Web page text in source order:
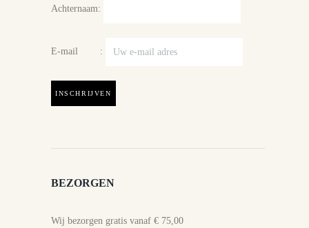
Achternaam:
E-mail :
BEZORGEN
Wij bezorgen gratis vanaf € 75,00